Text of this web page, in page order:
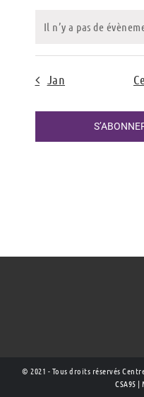
Il n’y a pas de
Jan
© 2021 - Tous droits réservés
CSA95 |